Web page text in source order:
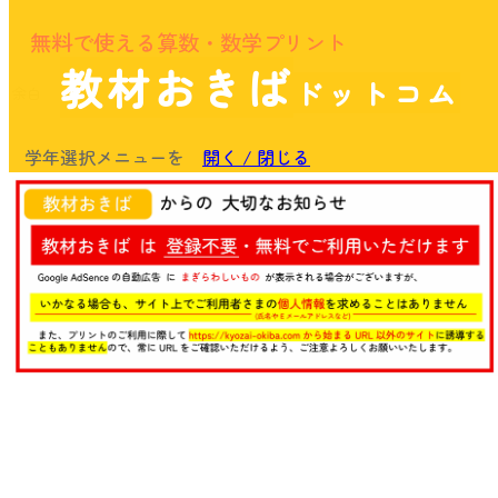
無料で使える算数・数学プリント
教材おきば ドットコム
学年選択メニューを 開く / 閉じる